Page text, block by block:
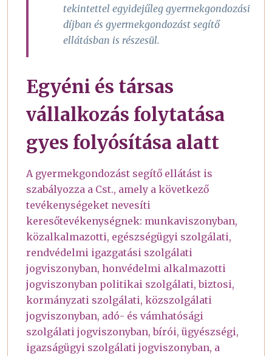
tekintettel egyidejűleg gyermekgondozási
díjban és gyermekgondozást segítő
ellátásban is részesül.
Egyéni és társas
vállalkozás folytatása
gyes folyósítása alatt
A gyermekgondozást segítő ellátást is
szabályozza a Cst., amely a következő
tevékenységeket nevesíti
keresőtevékenységnek: munkaviszonyban,
közalkalmazotti, egészségügyi szolgálati,
rendvédelmi igazgatási szolgálati
jogviszonyban, honvédelmi alkalmazotti
jogviszonyban politikai szolgálati, biztosi,
kormányzati szolgálati, közszolgálati
jogviszonyban, adó- és vámhatósági
szolgálati jogviszonyban, bírói, ügyészségi,
igazságügyi szolgálati jogviszonyban, a